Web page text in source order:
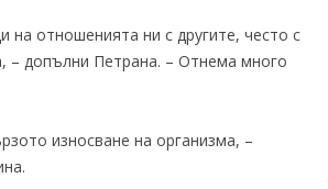
на отношенията ни с другите, често с
– допълни Петрана. – Отнема много
износване на организма, –